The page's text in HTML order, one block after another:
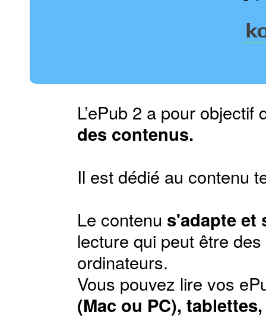
L’ePub 2 a pour
des contenus.
Il est dédié au contenu
Le contenu s'adapte et
lecture qui peut être
ordinateurs.
Vous pouvez lire vos
(Mac ou PC),